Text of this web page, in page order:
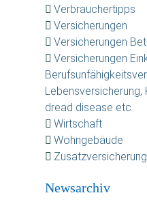
Verbrauchertipps
Versicherungen
Versicherungen
Versicherungen
dread disease etc.
Wirtschaft
Wohngebäude
Zusatzversicherung
Newsarchiv